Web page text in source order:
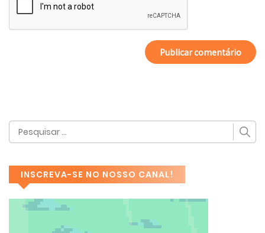
INSCREVA-SE NO NOSSO CANAL!